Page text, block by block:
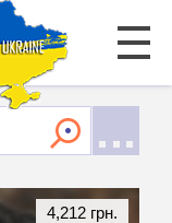
4,212 грн.